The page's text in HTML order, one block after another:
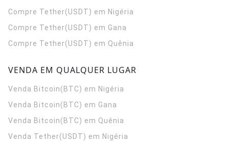
Compre Tether(USDT) em Nigéria
Compre Tether(USDT) em Gana
Compre Tether(USDT) em Quênia
VENDA EM QUALQUER LUGAR
Venda Bitcoin(BTC) em Nigéria
Venda Bitcoin(BTC) em Gana
Venda Bitcoin(BTC) em Quênia
Venda Tether(USDT) em Nigéria